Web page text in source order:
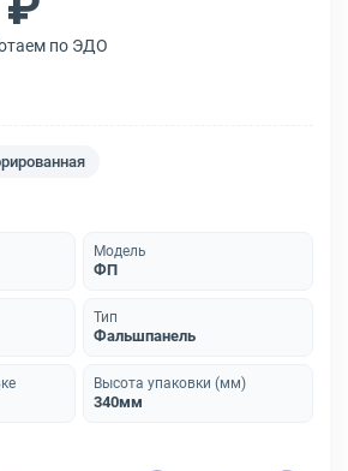
по ЭДО
Модель
ФП
Тип
Фальшпанель
Высота упаковки (мм)
340мм